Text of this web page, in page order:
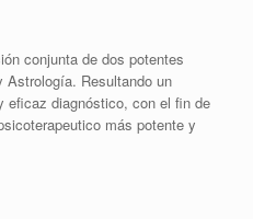
conjunta de dos potentes
Resultando un
eficaz diagnóstico, con el fin de
más potente y